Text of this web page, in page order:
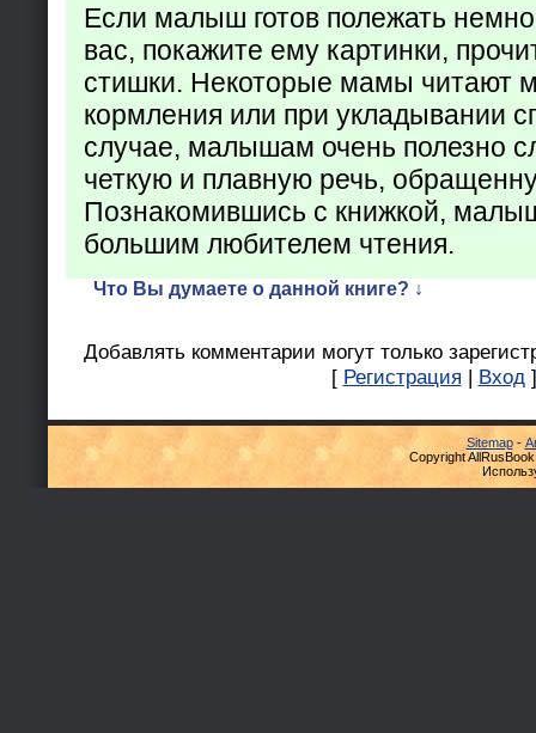
Если малыш готов полежать
вас, покажите ему картинки,
стишки. Некоторые мамы читают
кормления или при укладывании
случае, малышам очень полезно
четкую и плавную речь,
Познакомившись с книжкой,
большим любителем чтения.
Что Вы думаете о данной книге? ↓
Добавлять комментарии могут только
[ Регистрация | Вход]
Sitemap-
Copyright